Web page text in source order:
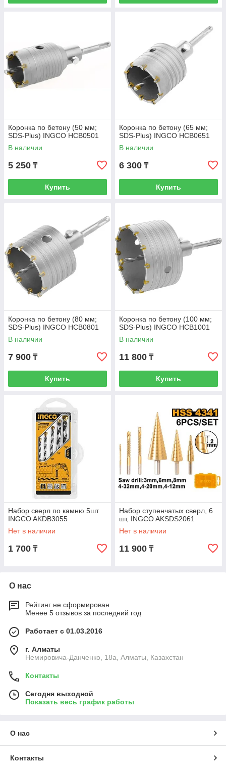
Коронка по бетону (50 мм;
SDS-Plus) INGCO HCB0501
В наличии
5 250 ₸
Купить
Коронка по бетону (65 мм;
SDS-Plus) INGCO HCB0651
В наличии
6 300 ₸
Купить
Коронка по бетону (80 мм;
SDS-Plus) INGCO HCB0801
В наличии
7 900 ₸
Купить
Коронка по бетону (100 мм;
SDS-Plus) INGCO HCB1001
В наличии
11 800 ₸
Купить
Набор сверл по камню 5шт
INGCO AKDB3055
Нет в наличии
1 700 ₸
Набор ступенчатых сверл, 6
шт, INGCO AKSDS2061
Нет в наличии
11 900 ₸
О нас
Рейтинг не сформирован
Менее 5 отзывов за последний год
Работает с 01.03.2016
г. Алматы
Немировича-Данченко, 18а, Алматы, Казахстан
Контакты
Сегодня выходной
Показать весь график работы
О нас
Контакты